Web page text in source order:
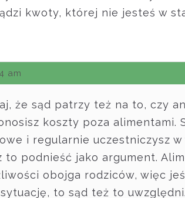
kwoty, której nie jesteś w
am
że sąd patrzy też na to, czy
koszty poza alimentami.
i regularnie uczestniczysz
to podnieść jako argument.
obojga rodziców, więc
to sąd też to